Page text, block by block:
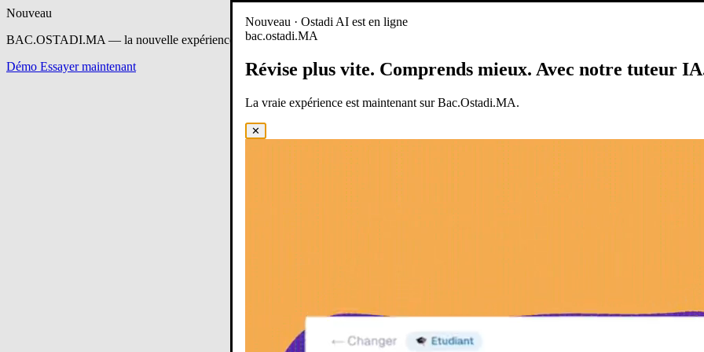
Nouveau
BAC.OSTADI.MA — la nouvelle expérience d’apprentissage est en ligne
Démo Essayer maintenant
Nouveau · Ostadi AI est en ligne
bac.ostadi.MA
Révise plus vite. Comprends mieux. Avec notre tuteur
La vraie expérience est maintenant sur Bac.Ostadi.MA.
✕